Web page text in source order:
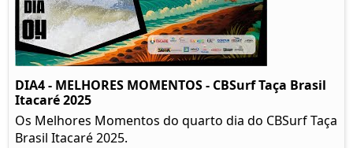
DIA4 - MELHORES MOMENTOS - CBSurf Taça Brasil
Itacaré 2025
Os Melhores Momentos do quarto dia do CBSurf Taça
Brasil Itacaré 2025.